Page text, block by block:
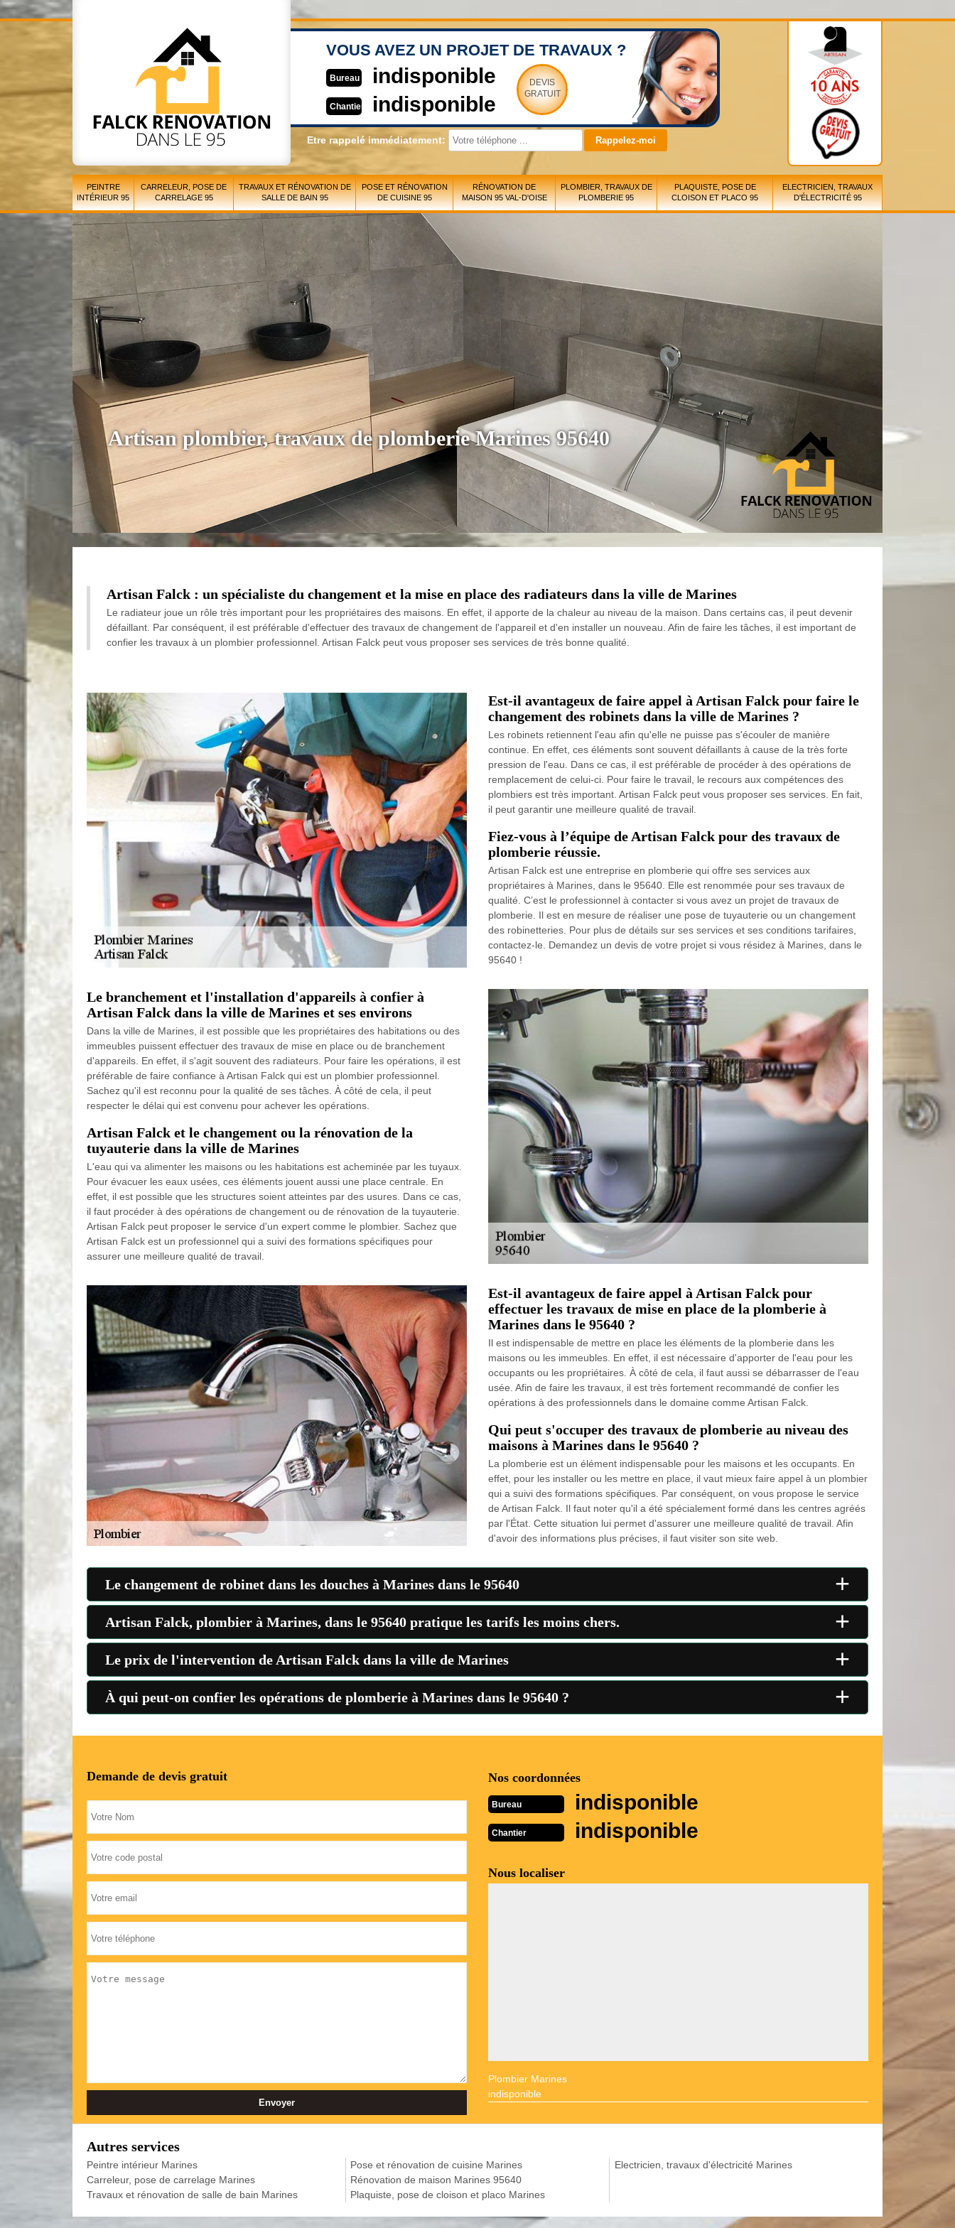
VOUS AVEZ UN PROJET DE TRAVAUX ?
Bureau indisponible
Chantier indisponible
DEVIS
GRATUIT
Etre rappelé immédiatement:
PEINTRE
INTÉRIEUR 95
CARRELEUR, POSE DE
CARRELAGE 95
TRAVAUX ET RÉNOVATION DE
SALLE DE BAIN 95
POSE ET RÉNOVATION
DE CUISINE 95
RÉNOVATION DE
MAISON 95 VAL-D'OISE
PLOMBIER, TRAVAUX DE
PLOMBERIE 95
PLAQUISTE, POSE DE
CLOISON ET PLACO 95
ELECTRICIEN, TRAVAUX
D'ÉLECTRICITÉ 95
Artisan plombier, travaux de plomberie Marines 95640
Artisan Falck : un spécialiste du changement et la mise en place des radiateurs dans la ville de Marines
Le radiateur joue un rôle très important pour les propriétaires des maisons. En effet, il apporte de la chaleur au niveau de la maison. Dans certains cas, il peut devenir
défaillant. Par conséquent, il est préférable d'effectuer des travaux de changement de l'appareil et d'en installer un nouveau. Afin de faire les tâches, il est important de
confier les travaux à un plombier professionnel. Artisan Falck peut vous proposer ses services de très bonne qualité.
Est-il avantageux de faire appel à Artisan Falck pour faire le
changement des robinets dans la ville de Marines ?
Les robinets retiennent l'eau afin qu'elle ne puisse pas s'écouler de manière
continue. En effet, ces éléments sont souvent défaillants à cause de la très forte
pression de l'eau. Dans ce cas, il est préférable de procéder à des opérations de
remplacement de celui-ci. Pour faire le travail, le recours aux compétences des
plombiers est très important. Artisan Falck peut vous proposer ses services. En fait,
il peut garantir une meilleure qualité de travail.
Fiez-vous à l’équipe de Artisan Falck pour des travaux de
plomberie réussie.
Artisan Falck est une entreprise en plomberie qui offre ses services aux
propriétaires à Marines, dans le 95640. Elle est renommée pour ses travaux de
qualité. C’est le professionnel à contacter si vous avez un projet de travaux de
plomberie. Il est en mesure de réaliser une pose de tuyauterie ou un changement
des robinetteries. Pour plus de détails sur ses services et ses conditions tarifaires,
contactez-le. Demandez un devis de votre projet si vous résidez à Marines, dans le
95640 !
Le branchement et l'installation d'appareils à confier à
Artisan Falck dans la ville de Marines et ses environs
Dans la ville de Marines, il est possible que les propriétaires des habitations ou des
immeubles puissent effectuer des travaux de mise en place ou de branchement
d'appareils. En effet, il s'agit souvent des radiateurs. Pour faire les opérations, il est
préférable de faire confiance à Artisan Falck qui est un plombier professionnel.
Sachez qu'il est reconnu pour la qualité de ses tâches. À côté de cela, il peut
respecter le délai qui est convenu pour achever les opérations.
Artisan Falck et le changement ou la rénovation de la
tuyauterie dans la ville de Marines
L'eau qui va alimenter les maisons ou les habitations est acheminée par les tuyaux.
Pour évacuer les eaux usées, ces éléments jouent aussi une place centrale. En
effet, il est possible que les structures soient atteintes par des usures. Dans ce cas,
il faut procéder à des opérations de changement ou de rénovation de la tuyauterie.
Artisan Falck peut proposer le service d'un expert comme le plombier. Sachez que
Artisan Falck est un professionnel qui a suivi des formations spécifiques pour
assurer une meilleure qualité de travail.
Est-il avantageux de faire appel à Artisan Falck pour
effectuer les travaux de mise en place de la plomberie à
Marines dans le 95640 ?
Il est indispensable de mettre en place les éléments de la plomberie dans les
maisons ou les immeubles. En effet, il est nécessaire d'apporter de l'eau pour les
occupants ou les propriétaires. À côté de cela, il faut aussi se débarrasser de l'eau
usée. Afin de faire les travaux, il est très fortement recommandé de confier les
opérations à des professionnels dans le domaine comme Artisan Falck.
Qui peut s'occuper des travaux de plomberie au niveau des
maisons à Marines dans le 95640 ?
La plomberie est un élément indispensable pour les maisons et les occupants. En
effet, pour les installer ou les mettre en place, il vaut mieux faire appel à un plombier
qui a suivi des formations spécifiques. Par conséquent, on vous propose le service
de Artisan Falck. Il faut noter qu'il a été spécialement formé dans les centres agréés
par l'État. Cette situation lui permet d'assurer une meilleure qualité de travail. Afin
d'avoir des informations plus précises, il faut visiter son site web.
Le changement de robinet dans les douches à Marines dans le 95640 +
Artisan Falck, plombier à Marines, dans le 95640 pratique les tarifs les moins chers. +
Le prix de l'intervention de Artisan Falck dans la ville de Marines +
À qui peut-on confier les opérations de plomberie à Marines dans le 95640 ? +
Demande de devis gratuit Nos coordonnées
Bureau indisponible
Chantier indisponible
Nous localiser
Plombier Marines
indisponible
Autres services
Peintre intérieur Marines
Carreleur, pose de carrelage Marines
Travaux et rénovation de salle de bain Marines
Pose et rénovation de cuisine Marines
Rénovation de maison Marines 95640
Plaquiste, pose de cloison et placo Marines
Electricien, travaux d'électricité Marines